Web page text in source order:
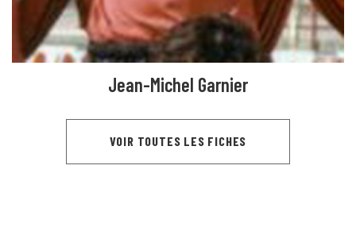
Jean-Michel Garnier
VOIR TOUTES LES FICHES